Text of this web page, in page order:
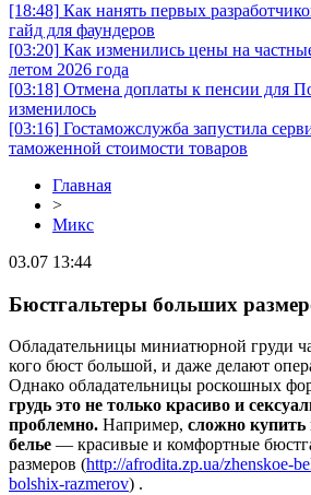
[18:48] Как нанять первых
гайд для фаундеров
[03:20] Как изменились цены на
летом 2026 года
[03:18] Отмена доплаты к пенсии для
изменилось
[03:16] Гостаможслужба запустила
таможенной стоимости товаров
Главная
>
Микс
03.07 13:44
Бюстгальтеры больших
Обладательницы миниатюрной груди
кого бюст большой, и даже делают
Однако обладательницы роскошных
грудь это не только красиво и
проблемно. Например, сложно купить
белье — красивые и комфортные
размеров (http://afrodita.zp.ua/zhenskoe-
bolshix-razmerov) .